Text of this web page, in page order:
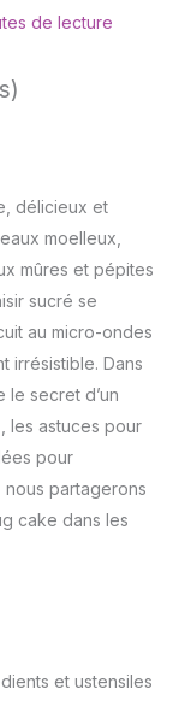
de lecture
délicieux et
moelleux,
mûres et pépites
sucré se
au micro-ondes
irrésistible. Dans
le secret d’un
les astuces pour
pour
partagerons
cake dans les
et ustensiles